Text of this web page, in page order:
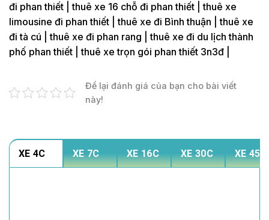
đi phan thiết | thuê xe 16 chỗ đi phan thiết | thuê xe
limousine đi phan thiết | thuê xe đi Bình thuận | thuê xe
đi tà cú | thuê xe đi phan rang | thuê xe đi du lịch thành
phố phan thiết | thuê xe trọn gói phan thiết 3n3đ |
Để lại đánh giá của bạn cho bài viết
này!
XE 4C XE 7C XE 16C XE 30C XE 45C